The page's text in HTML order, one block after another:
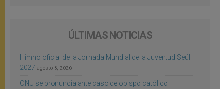
ÚLTIMAS NOTICIAS
Himno oficial de la Jornada Mundial de la Juventud Seúl
2027 agosto 3, 2026
ONU se pronuncia ante caso de obispo católico